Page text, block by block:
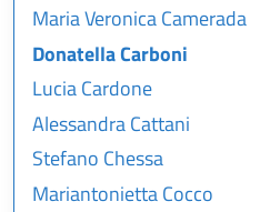
Maria Veronica Camerada
Donatella Carboni
Lucia Cardone
Alessandra Cattani
Stefano Chessa
Mariantonietta Cocco